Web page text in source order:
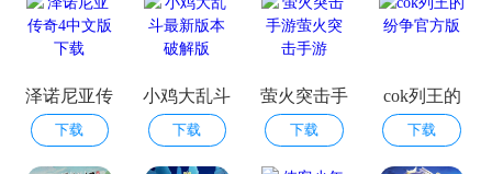
泽诺尼亚传
奇4中文版
下载
下载
小鸡大乱斗
最新版本破
解版
下载
萤火突击手
游萤火突击
手游
下载
cok列王的
纷争官方版
下载